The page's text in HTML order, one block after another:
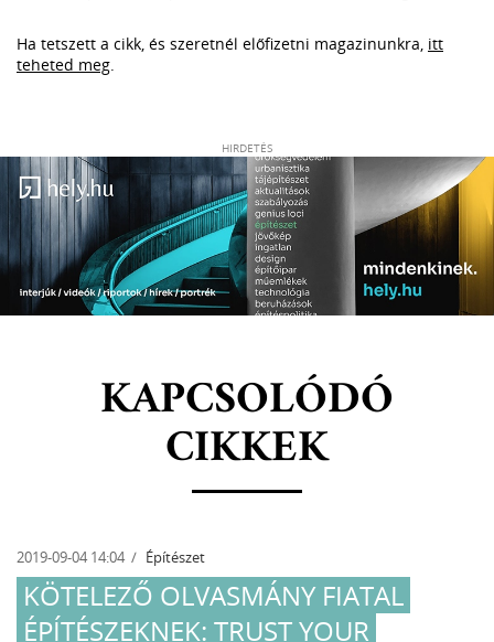
Ha tetszett a cikk, és szeretnél előfizetni magazinunkra, itt
teheted meg.
HIRDETÉS
KAPCSOLÓDÓ
CIKKEK
2019-09-04 14:04 Építészet
KÖTELEZŐ OLVASMÁNY FIATAL
ÉPÍTÉSZEKNEK: TRUST YOUR